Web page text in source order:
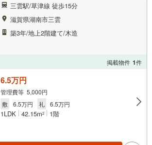
三雲駅/草津線 徒歩15分
滋賀県湖南市三雲
築3年/地上2階建て/木造
掲載物件 1件
6.5万円
管理費等 5,000円
敷
6.5万円 礼 6.5万円
1LDK 42.15m2 1階